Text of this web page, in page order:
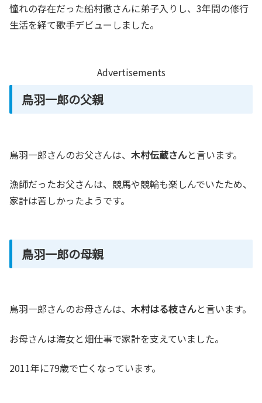
憧れの存在だった船村徹さんに弟子入りし、3年間の修行
生活を経て歌手デビューしました。
Advertisements
鳥羽一郎の父親
鳥羽一郎さんのお父さんは、 木村伝蔵さんと言います。
漁師だったお父さんは、競馬や競輪も楽しんでいたため、
家計は苦しかったようです。
鳥羽一郎の母親
鳥羽一郎さんのお母さんは、 木村はる枝さんと言います。
お母さんは海女と畑仕事で家計を支えていました。
2011年に79歳で亡くなっています。